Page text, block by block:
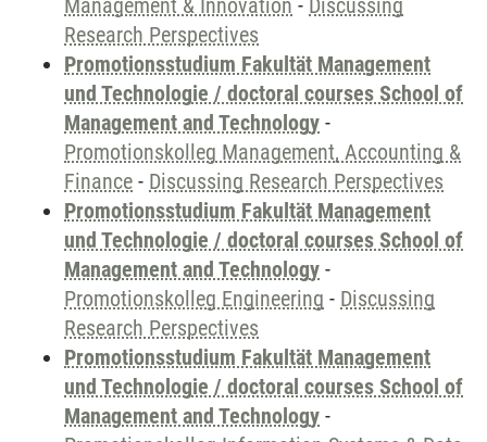
Management & Innovation - Discussing
Research Perspectives
Promotionsstudium Fakultät Management
und Technologie / doctoral courses School of
Management and Technology -
Promotionskolleg Management, Accounting &
Finance - Discussing Research Perspectives
Promotionsstudium Fakultät Management
und Technologie / doctoral courses School of
Management and Technology -
Promotionskolleg Engineering - Discussing
Research Perspectives
Promotionsstudium Fakultät Management
und Technologie / doctoral courses School of
Management and Technology -